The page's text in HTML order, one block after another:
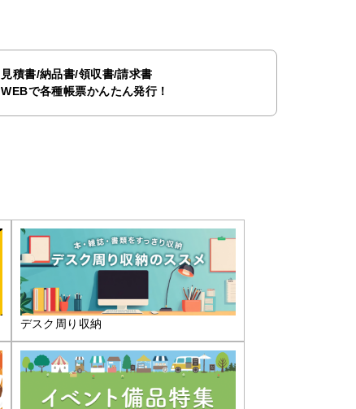
見積書/納品書/領収書/請求書
WEBで各種帳票かんたん発行！
デスク周り収納